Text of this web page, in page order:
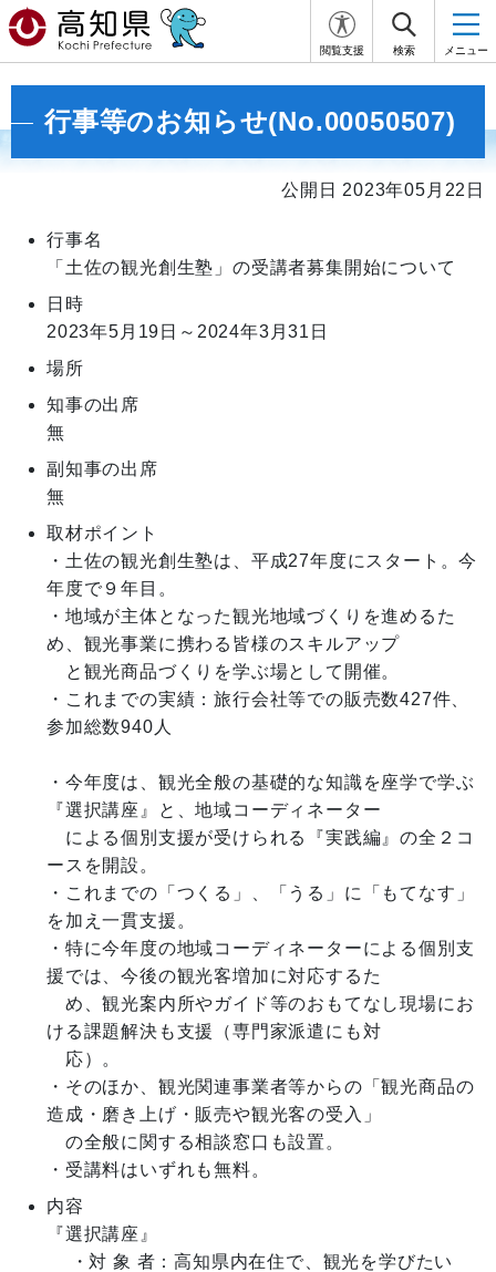
閲覧支援 検索 メニュー
行事等のお知らせ(No.00050507)
公開日 2023年05月22日
行事名
「土佐の観光創生塾」の受講者募集開始について
日時
2023年5月19日～2024年3月31日
場所
知事の出席
無
副知事の出席
無
取材ポイント
・土佐の観光創生塾は、平成27年度にスタート。今
年度で９年目。
・地域が主体となった観光地域づくりを進めるた
め、観光事業に携わる皆様のスキルアップ
と観光商品づくりを学ぶ場として開催。
・これまでの実績：旅行会社等での販売数427件、
参加総数940人
・今年度は、観光全般の基礎的な知識を座学で学ぶ
『選択講座』と、地域コーディネーター
による個別支援が受けられる『実践編』の全２コ
ースを開設。
・これまでの「つくる」、「うる」に「もてなす」
を加え一貫支援。
・特に今年度の地域コーディネーターによる個別支
援では、今後の観光客増加に対応するた
め、観光案内所やガイド等のおもてなし現場にお
ける課題解決も支援（専門家派遣にも対
応）。
・そのほか、観光関連事業者等からの「観光商品の
造成・磨き上げ・販売や観光客の受入」
の全般に関する相談窓口も設置。
・受講料はいずれも無料。
内容
『選択講座』
・対 象 者：高知県内在住で、観光を学びたい